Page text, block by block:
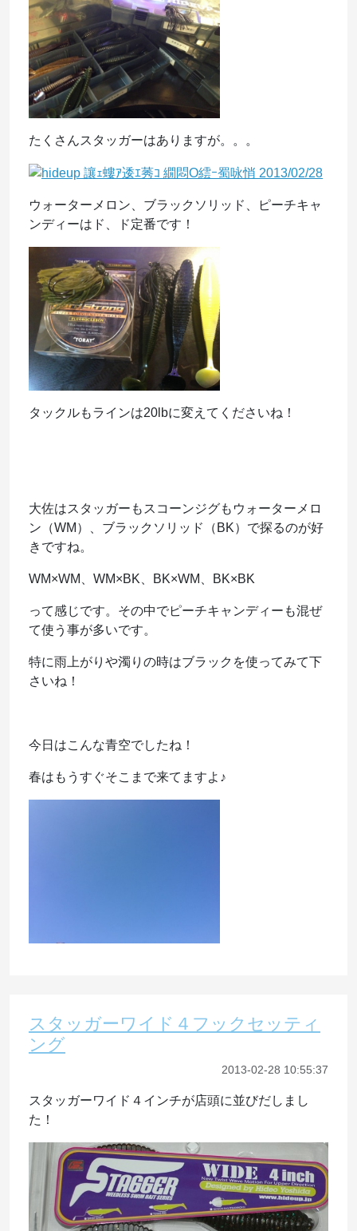
たくさんスタッガーはありますが。。。
ウォーターメロン、ブラックソリッド、ピーチキャ
ンディーはド、ド定番です！
タックルもラインは20lbに変えてくださいね！
大佐はスタッガーもスコーンジグもウォーターメロ
ン（WM）、ブラックソリッド（BK）で探るのが好
きですね。
WM×WM、WM×BK、BK×WM、BK×BK
って感じです。その中でピーチキャンディーも混ぜ
て使う事が多いです。
特に雨上がりや濁りの時はブラックを使ってみて下
さいね！
今日はこんな青空でしたね！
春はもうすぐそこまで来てますよ♪
スタッガーワイド４フックセッティ
ング
2013-02-28 10:55:37
スタッガーワイド４インチが店頭に並びだしまし
た！